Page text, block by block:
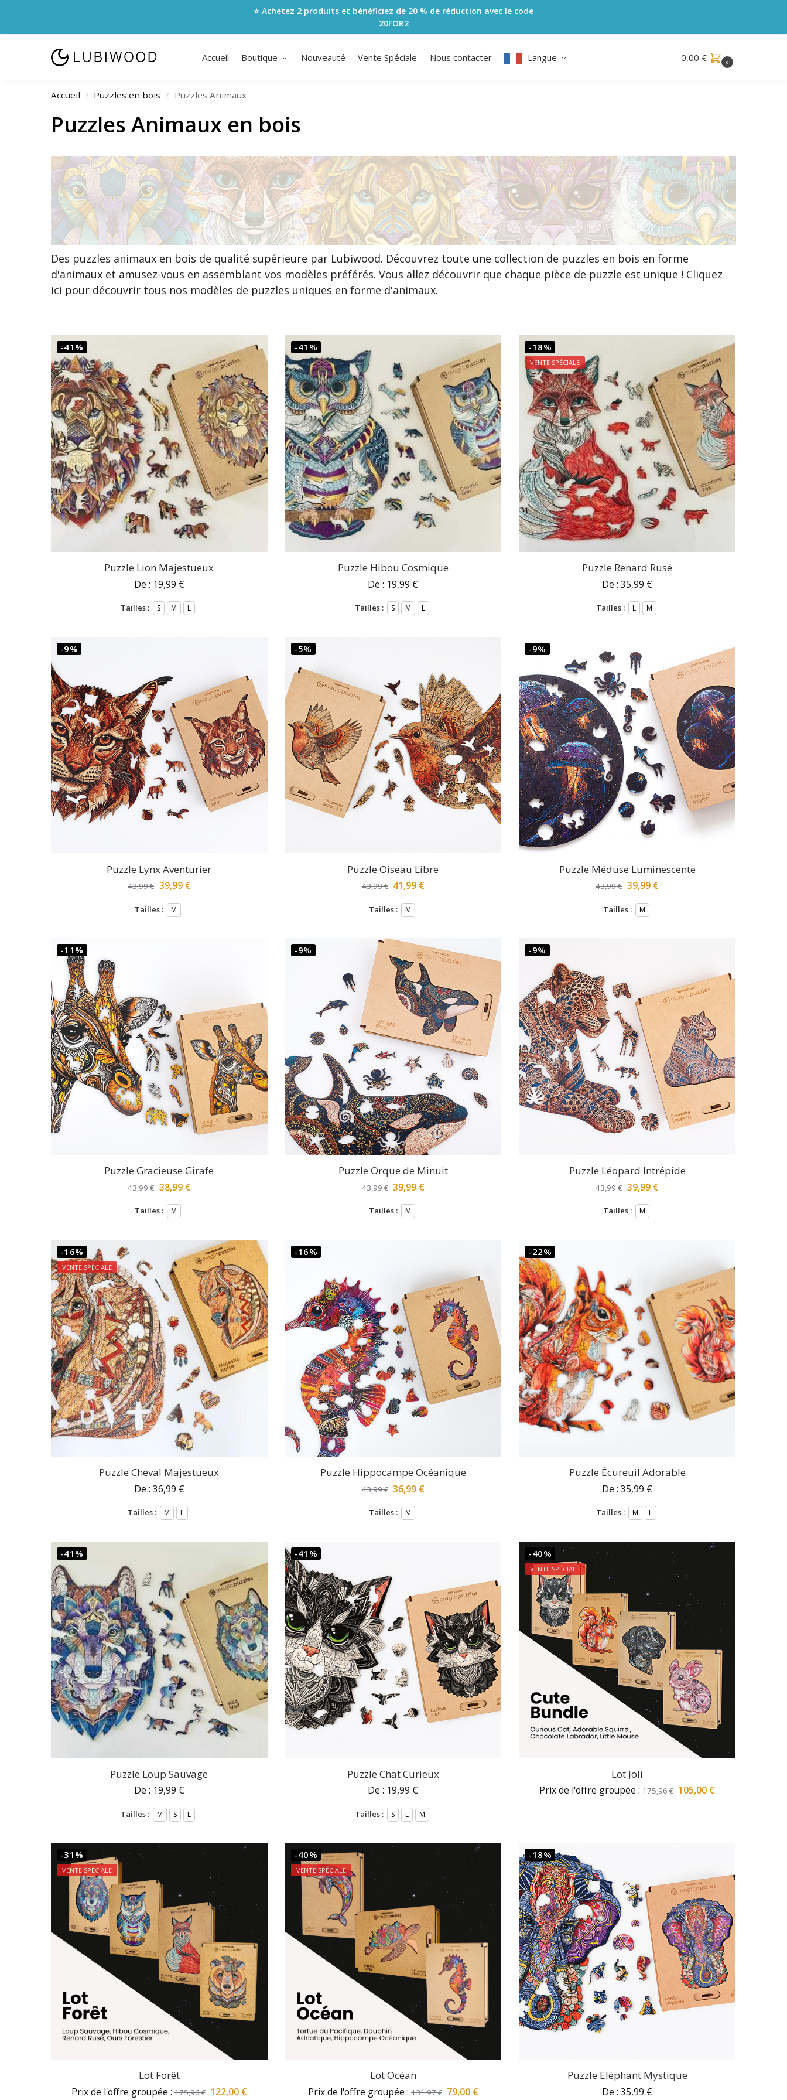
⭐ Achetez 2 produits et bénéficiez de 20 % de réduction avec le code
20FOR2
Accueil Boutique Nouveauté Vente Spéciale Nous contacter Langue 0,00 € 0
Accueil / Puzzles en bois / Puzzles Animaux
Puzzles Animaux en bois
Des puzzles animaux en bois de qualité supérieure par Lubiwood. Découvrez toute une collection de puzzles en bois en forme
d'animaux et amusez-vous en assemblant vos modèles préférés. Vous allez découvrir que chaque pièce de puzzle est unique ! Cliquez
ici pour découvrir tous nos modèles de puzzles uniques en forme d'animaux.
-41%
Puzzle Lion Majestueux
De : 19,99 €
Tailles : S M L
-41%
Puzzle Hibou Cosmique
De : 19,99 €
Tailles : S M L
-18%
VENTE SPÉCIALE
Puzzle Renard Rusé
De :35,99 €
Tailles : L M
-9%
Puzzle Lynx Aventurier
43,99€ 39,99 €
Tailles : M
-5%
Puzzle Oiseau Libre
43,99€ 41,99 €
Tailles : M
-9%
Puzzle Méduse Luminescente
43,99€ 39,99 €
Tailles : M
-11%
Puzzle Gracieuse Girafe
43,99€ 38,99 €
Tailles : M
-9%
Puzzle Orque de Minuit
43,99€ 39,99 €
Tailles : M
-9%
Puzzle Léopard Intrépide
43,99€ 39,99 €
Tailles : M
-16%
VENTE SPÉCIALE
Puzzle Cheval Majestueux
De : 36,99 €
Tailles : M L
-16%
Puzzle Hippocampe Océanique
43,99€ 36,99 €
Tailles : M
-22%
Puzzle Écureuil Adorable
De :35,99 €
Tailles : M L
-41%
Puzzle Loup Sauvage
De : 19,99 €
Tailles : M S L
-41%
Puzzle Chat Curieux
De : 19,99 €
Tailles : S L M
-40%
VENTE SPÉCIALE
Lot Joli
Prix de l'offre groupée : 175,96€ 105,00 €
-31%
VENTE SPÉCIALE
Lot Forêt
Prix de l'offre groupée :175,96€ 122,00 €
-40%
VENTE SPÉCIALE
Lot Océan
Prix de l'offre groupée :131,97€ 79,00 €
-18%
Puzzle Eléphant Mystique
De :35,99 €